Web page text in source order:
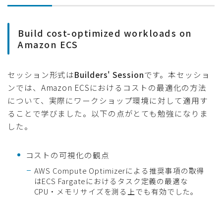
Build cost-optimized workloads on
Amazon ECS
セッション形式はBuilders' Sessionです。本セッショ
ンでは、Amazon ECSにおけるコストの最適化の方法
について、実際にワークショップ環境に対して適用す
ることで学びました。以下の点がとても勉強になりま
した。
コストの可視化の観点
AWS Compute Optimizerによる推奨事項の取得
はECS Fargateにおけるタスク定義の最適な
CPU・メモリサイズを測る上でも有効でした。